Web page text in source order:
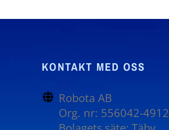
KONTAKT MED OSS
Robota AB
Org. nr: 556042-4912